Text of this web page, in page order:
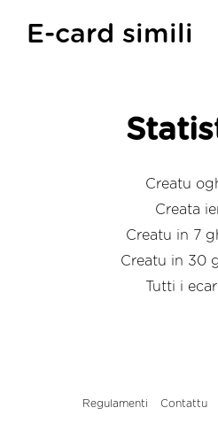
E-card simili
Creatu
Creata
Creatu in 7
Creatu in 30
Tutti i
Regulamenti Contattu